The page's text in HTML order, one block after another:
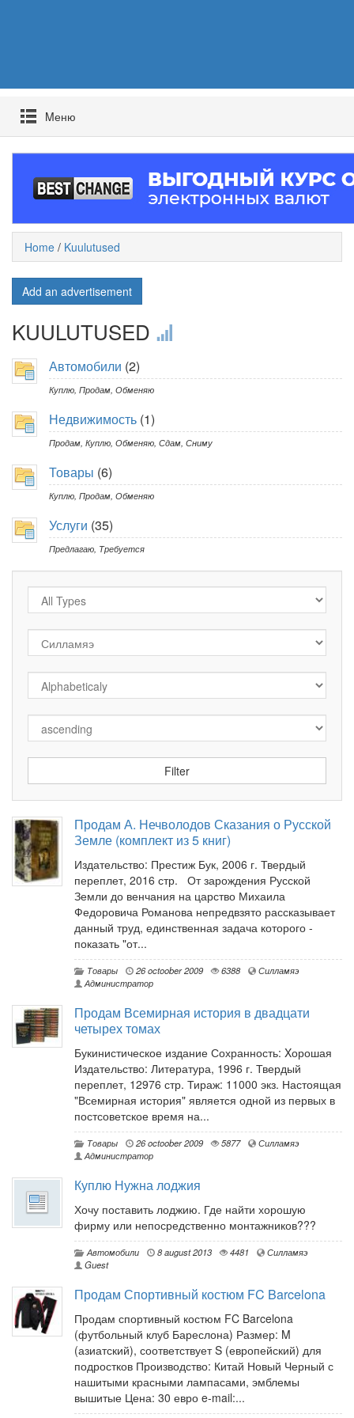
Mеню
Home / Kuulutused
Add an advertisement
KUULUTUSED
Автомобили (2)
Куплю, Продам, Обменяю
Недвижимость (1)
Продам, Куплю, Обменяю, Сдам, Сниму
Товары (6)
Куплю, Продам, Обменяю
Услуги (35)
Предлагаю, Требуется
Продам А. Нечволодов Сказания о Русской
Земле (комплект из 5 книг)
Издательство: Престиж Бук, 2006 г. Твердый
переплет, 2016 стр. От зарождения Русской
Земли до венчания на царство Михаила
Федоровича Романова непредвзято рассказывает
данный труд, единственная задача которого -
показать "от...
Товары 26 octoober 2009 6388
Силламяэ
Администратор
Продам Всемирная история в двадцати
четырех томах
Букинистическое издание Сохранность: Xорошая
Издательство: Литература, 1996 г. Твердый
переплет, 12976 стр. Тираж: 11000 экз. Настоящая
"Всемирная история" является одной из первых в
постсоветское время на...
Товары 26 octoober 2009 5877
Силламяэ
Администратор
Куплю Нужна лоджия
Хочу поставить лоджию. Где найти хорошую
фирму или непосредственно монтажников???
Автомобили 8 august 2013 4481
Силламяэ
Guest
Продам Спортивный костюм FC Barcelona
Продам спортивный костюм FC Barcelona
(футбольный клуб Бареслона) Размер: M
(азиатский), соответствует S (европейский) для
подростков Производство: Китай Новый Черный с
нашитыми красными лампасами, эмблемы
вышитые Цена: 30 евро e-mail:...